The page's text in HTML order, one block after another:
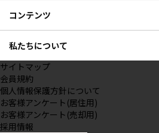
コンテンツ
私たちについて
サイトマップ
会員規約
個人情報保護方針について
お客様アンケート(居住用)
お客様アンケート(売却用)
採用情報